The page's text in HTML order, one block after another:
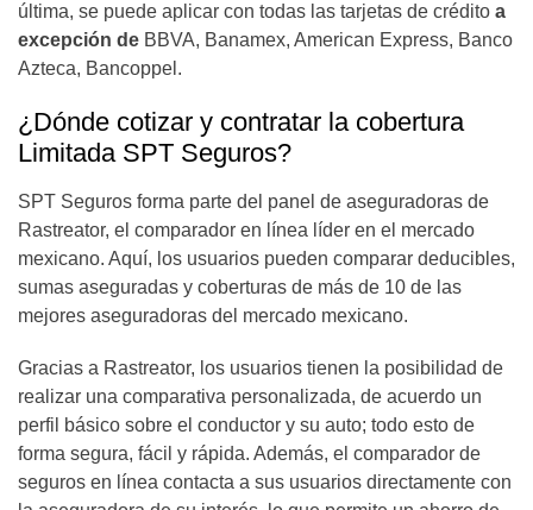
última, se puede aplicar con todas las tarjetas de crédito a
excepción de BBVA, Banamex, American Express, Banco
Azteca, Bancoppel.
¿Dónde cotizar y contratar la cobertura
Limitada SPT Seguros?
SPT Seguros forma parte del panel de aseguradoras de
Rastreator, el comparador en línea líder en el mercado
mexicano. Aquí, los usuarios pueden comparar deducibles,
sumas aseguradas y coberturas de más de 10 de las
mejores aseguradoras del mercado mexicano.
Gracias a Rastreator, los usuarios tienen la posibilidad de
realizar una comparativa personalizada, de acuerdo un
perfil básico sobre el conductor y su auto; todo esto de
forma segura, fácil y rápida. Además, el comparador de
seguros en línea contacta a sus usuarios directamente con